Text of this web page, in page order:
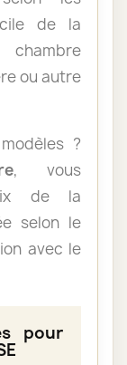
de la
ou autre
?
, vous
de la
selon le
avec le
pour